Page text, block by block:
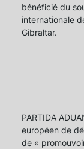
bénéficié du
internationale
Gibraltar.
PARTIDA
européen de
de «